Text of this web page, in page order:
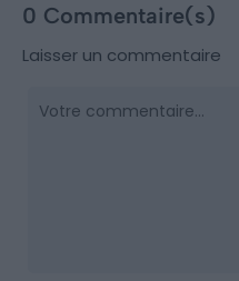
0 Commentaire(s)
Laisser un commentaire